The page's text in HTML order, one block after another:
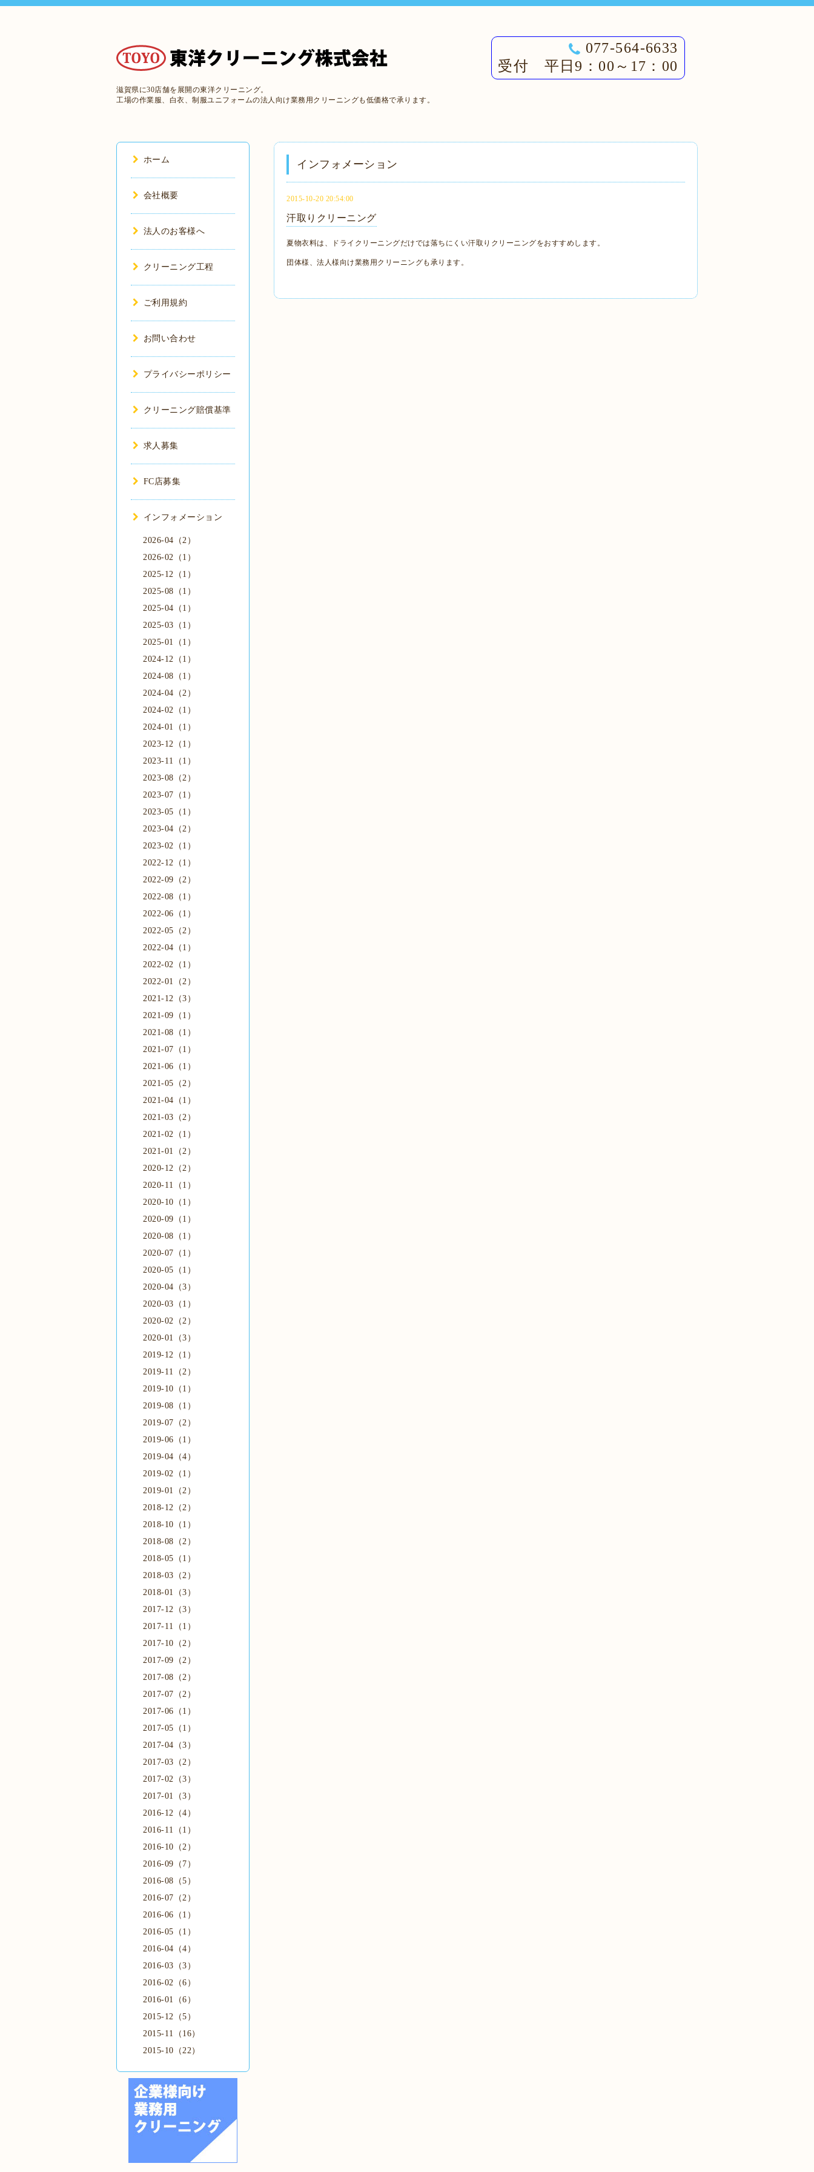
滋賀県に30店舗を展開の東洋クリーニング。
工場の作業服、白衣、制服ユニフォームの法人向け業務用クリーニングも低価格で承ります。
077-564-6633
受付 平日9：00～17：00
インフォメーション
2015-10-20 20:54:00
汗取りクリーニング
夏物衣料は、ドライクリーニングだけでは落ちにくい汗取りクリーニングをおすすめします。
団体様、法人様向け業務用クリーニングも承ります。
ホーム
会社概要
法人のお客様へ
クリーニング工程
ご利用規約
お問い合わせ
プライバシーポリシー
クリーニング賠償基準
求人募集
FC店募集
インフォメーション
2026-04（2）
2026-02（1）
2025-12（1）
2025-08（1）
2025-04（1）
2025-03（1）
2025-01（1）
2024-12（1）
2024-08（1）
2024-04（2）
2024-02（1）
2024-01（1）
2023-12（1）
2023-11（1）
2023-08（2）
2023-07（1）
2023-05（1）
2023-04（2）
2023-02（1）
2022-12（1）
2022-09（2）
2022-08（1）
2022-06（1）
2022-05（2）
2022-04（1）
2022-02（1）
2022-01（2）
2021-12（3）
2021-09（1）
2021-08（1）
2021-07（1）
2021-06（1）
2021-05（2）
2021-04（1）
2021-03（2）
2021-02（1）
2021-01（2）
2020-12（2）
2020-11（1）
2020-10（1）
2020-09（1）
2020-08（1）
2020-07（1）
2020-05（1）
2020-04（3）
2020-03（1）
2020-02（2）
2020-01（3）
2019-12（1）
2019-11（2）
2019-10（1）
2019-08（1）
2019-07（2）
2019-06（1）
2019-04（4）
2019-02（1）
2019-01（2）
2018-12（2）
2018-10（1）
2018-08（2）
2018-05（1）
2018-03（2）
2018-01（3）
2017-12（3）
2017-11（1）
2017-10（2）
2017-09（2）
2017-08（2）
2017-07（2）
2017-06（1）
2017-05（1）
2017-04（3）
2017-03（2）
2017-02（3）
2017-01（3）
2016-12（4）
2016-11（1）
2016-10（2）
2016-09（7）
2016-08（5）
2016-07（2）
2016-06（1）
2016-05（1）
2016-04（4）
2016-03（3）
2016-02（6）
2016-01（6）
2015-12（5）
2015-11（16）
2015-10（22）